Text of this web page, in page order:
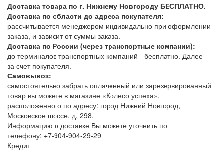
Доставка товара по г. Нижнему Новгороду БЕСПЛАТНО.
Доставка по области до адреса покупателя:
рассчитывается менеджером индивидально при оформлении
заказа, и зависит от суммы заказа.
Доставка по России (через транспортные компании):
до терминалов транспортных компаний - бесплатно. Далее -
за счет покупателя.
Самовывоз:
самостоятельно забрать оплаченный или зарезервированный
товар вы можете в магазине «Колесо успеха»,
расположенного по адресу: город Нижний Новгород,
Московское шоссе, д. 298.
Информацию о доставке Вы можете уточнить по
телефону: +7-904-904-29-29
Кредит